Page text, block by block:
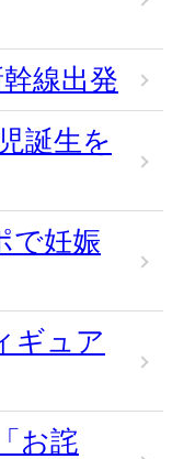
線出発
誕生を
で妊娠
ギュア
お詫